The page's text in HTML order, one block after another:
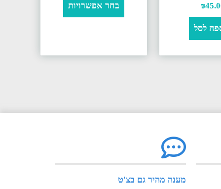
₪
לסל
בחר אפשרויות
מענה מהיר גם בצ'ט